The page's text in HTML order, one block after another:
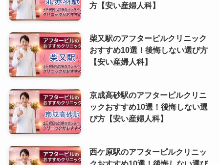
方【安い産婦人科】
柴又駅のアフターピルクリニック
おすすめ10選！後悔しない選び方
【安い産婦人科】
京成高砂駅のアフターピルクリニ
ックおすすめ10選！後悔しない選
び方【安い産婦人科】
西ケ原駅のアフターピルクリニッ